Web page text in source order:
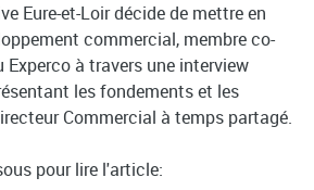
Eure-et-Loir décide de mettre en
commercial, membre co-
Experco à travers une interview
les fondements et les
Commercial à temps partagé.
pour lire l'article: